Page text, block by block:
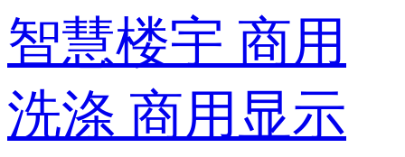
智慧楼宇 商用
洗涤 商用显示